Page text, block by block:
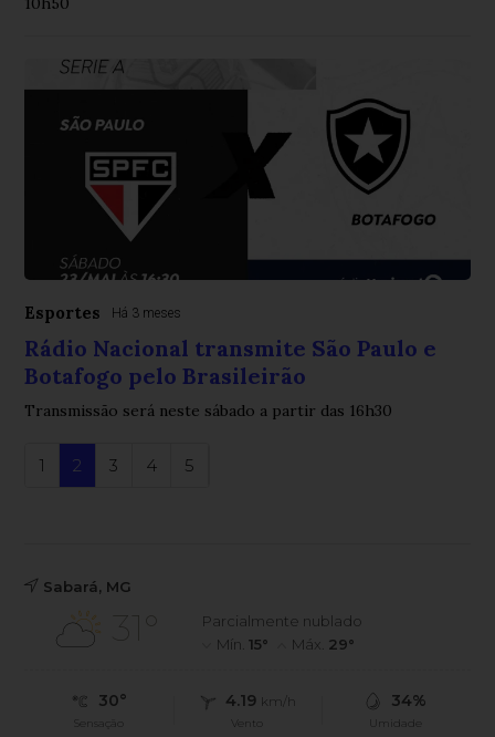
Esportes Há 3 meses
Rádio Nacional transmite São Paulo e
Botafogo pelo Brasileirão
Transmissão será neste sábado a partir das 16h30
1 2 3 4 5
Sabará, MG
31°
Parcialmente nublado
Mín.15° Máx. 29°
30°
Sensação
4.19 km/h
Vento
34%
Umidade